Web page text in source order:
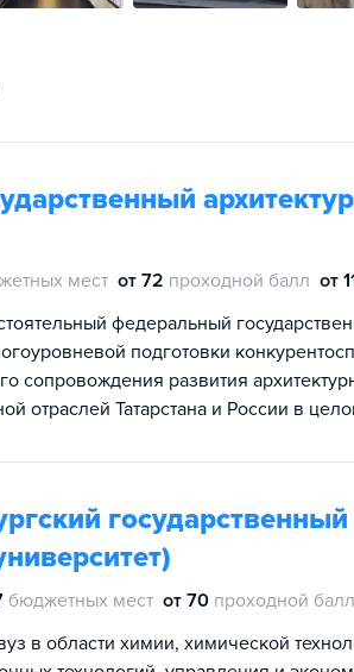
мест от 72 проходной балл от
федеральный
подготовки
сопровождения развития
отраслей Татарстана и России в
государственный
бюджетных мест от 70 проходной балл
в области химии, химической